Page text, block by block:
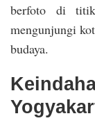
berfoto di titik
mengunjungi
budaya.